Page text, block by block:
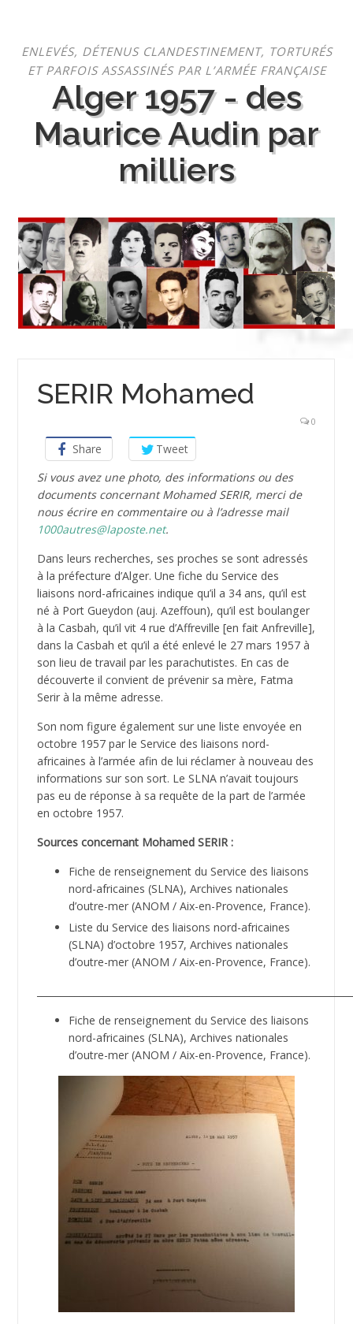
contenu
ENLEVÉS, DÉTENUS CLANDESTINEMENT, TORTURÉS
ET PARFOIS ASSASSINÉS PAR L’ARMÉE FRANÇAISE
Alger 1957 - des
Maurice Audin par
milliers
SERIR Mohamed
0
Share
Tweet
Si vous avez une photo, des informations ou des
documents concernant Mohamed SERIR, merci de
nous écrire en commentaire ou à l’adresse mail
1000autres@laposte.net.
Dans leurs recherches, ses proches se sont adressés
à la préfecture d’Alger. Une fiche du Service des
liaisons nord-africaines indique qu’il a 34 ans, qu’il est
né à Port Gueydon (auj. Azeffoun), qu’il est boulanger
à la Casbah, qu’il vit 4 rue d’Affreville [en fait Anfreville],
dans la Casbah et qu’il a été enlevé le 27 mars 1957 à
son lieu de travail par les parachutistes. En cas de
découverte il convient de prévenir sa mère, Fatma
Serir à la même adresse.
Son nom figure également sur une liste envoyée en
octobre 1957 par le Service des liaisons nord-
africaines à l’armée afin de lui réclamer à nouveau des
informations sur son sort. Le SLNA n’avait toujours
pas eu de réponse à sa requête de la part de l’armée
en octobre 1957.
Sources concernant Mohamed SERIR :
Fiche de renseignement du Service des liaisons
nord-africaines (SLNA), Archives nationales
d’outre-mer (ANOM / Aix-en-Provence, France).
Liste du Service des liaisons nord-africaines
(SLNA) d’octobre 1957, Archives nationales
d’outre-mer (ANOM / Aix-en-Provence, France).
Fiche de renseignement du Service des liaisons
nord-africaines (SLNA), Archives nationales
d’outre-mer (ANOM / Aix-en-Provence, France).